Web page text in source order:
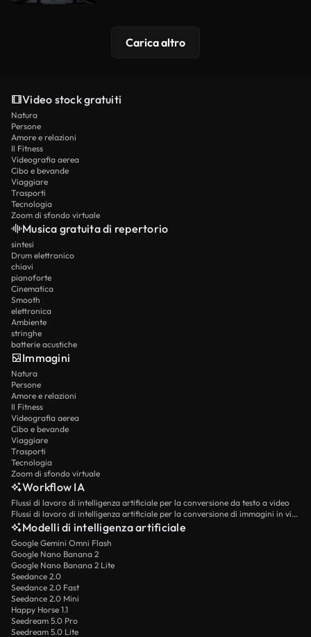
Carica altro
Video stock gratuiti
Natura
Persone
Amore e relazioni
Il Fitness
Videografia aerea
Cibo e bevande
Viaggiare
Trasporti
Tecnologia
Zoom di sfondo virtuale
Musica gratuita di repertorio
sintesi
Drum elettronico
chiavi
pianoforte
Cinematica
Smooth
elettronica
Ambiente
stringhe
batterie acustiche
Immagini
Natura
Persone
Amore e relazioni
Il Fitness
Videografia aerea
Cibo e bevande
Viaggiare
Trasporti
Tecnologia
Zoom di sfondo virtuale
Workflow IA
Flussi di lavoro di intelligenza artificiale per la conversione da testo a video
Flussi di lavoro di intelligenza artificiale per la conversione di immagini in video
Modelli di intelligenza artificiale
Google Gemini Omni Flash
Google Nano Banana 2
Google Nano Banana 2 Lite
Seedance 2.0
Seedance 2.0 Fast
Seedance 2.0 Mini
Happy Horse 1.1
Seedream 5.0 Pro
Seedream 5.0 Lite